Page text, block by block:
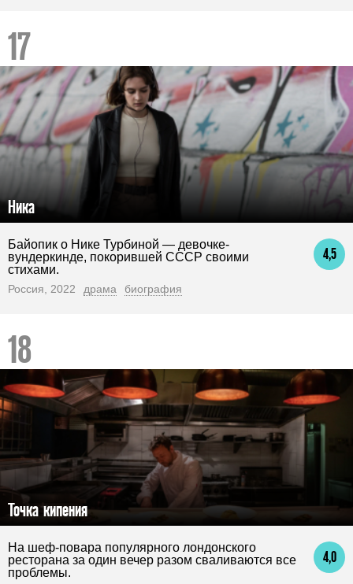
Ника
4,5
Байопик о Нике Турбиной — девочке-
вундеркинде, покорившей СССР своими
стихами.
Россия, 2022 драма биография
Точка кипения
4,0
На шеф-повара популярного лондонского
ресторана за один вечер разом сваливаются все
проблемы.